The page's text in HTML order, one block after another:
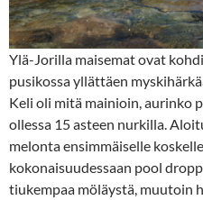
Ylä-Jorilla maisemat ovat
pusikossa yllättäen
Keli oli mitä mainioin, aurinko
ollessa 15 asteen nurkilla.
melonta ensimmäiselle
kokonaisuudessaan pool
tiukempaa möläystä, muutoin